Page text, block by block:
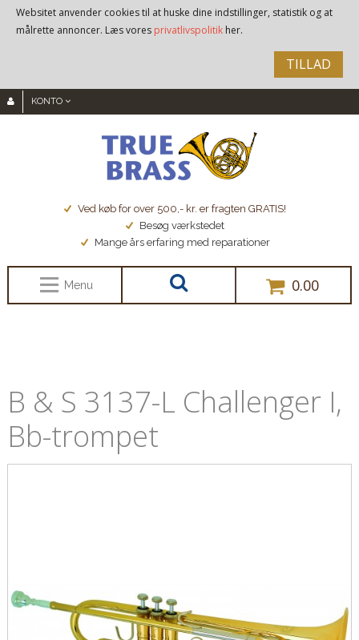
Websitet anvender cookies til at huske dine indstillinger, statistik og at
målrette annoncer. Læs vores privatlivspolitik her.
TILLAD
KONTO
Ved køb for over 500,- kr. er fragten GRATIS!
Besøg værkstedet
Mange års erfaring med reparationer
0.00
Menu
B & S 3137-L Challenger I,
Bb-trompet